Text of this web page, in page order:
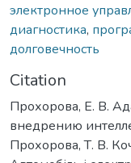
электронное
диагностика,
долговечность
Citation
Прохорова, Е. В.
внедрению
Прохорова, Т. В.